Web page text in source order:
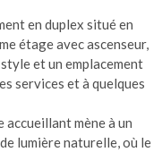
en duplex situé en
étage avec ascenseur,
et un emplacement
services et à quelques
accueillant mène à un
lumière naturelle, où le